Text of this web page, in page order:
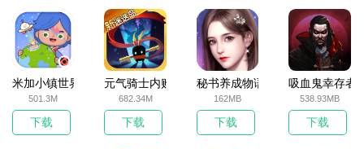
米加小镇世界2025官方版
501.3M
下载
元气骑士内购破解版
682.34M
下载
秘书养成物语
162MB
下载
吸血鬼幸存者
538.93MB
下载